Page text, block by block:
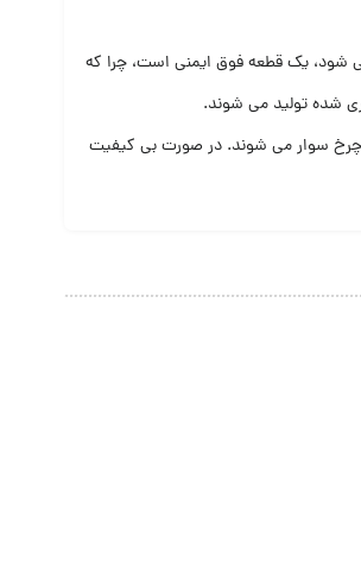
یک قطعه فوق ایمنی است، چرا که
شده تولید می شوند.
چرخ سوار می شوند. در صورت بی کیفیت